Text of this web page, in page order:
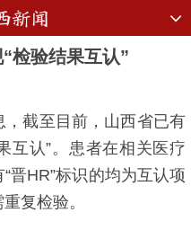
检验结果互认”
截至目前，山西省已有
互认”。患者在相关医疗
晋HR”标识的均为互认项
复检验。